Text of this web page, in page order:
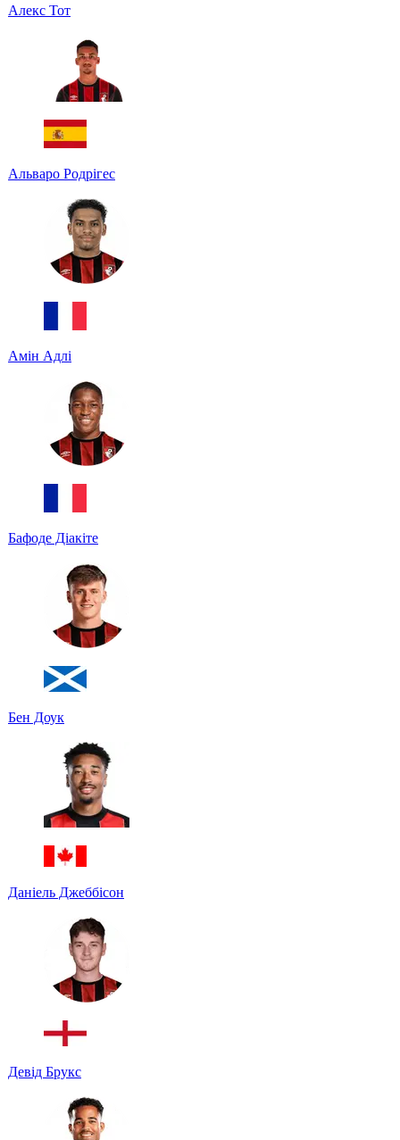
Алекс Тот
Альваро Родрігес
Амін Адлі
Бафоде Діакіте
Бен Доук
Даніель Джеббісон
Девід Брукс